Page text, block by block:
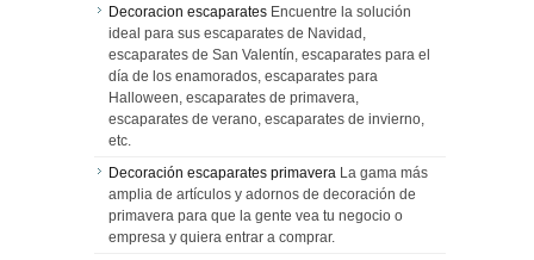
Decoracion escaparates Encuentre la solución
ideal para sus escaparates de Navidad,
escaparates de San Valentín, escaparates para el
día de los enamorados, escaparates para
Halloween, escaparates de primavera,
escaparates de verano, escaparates de invierno,
etc.
Decoración escaparates primavera La gama más
amplia de artículos y adornos de decoración de
primavera para que la gente vea tu negocio o
empresa y quiera entrar a comprar.